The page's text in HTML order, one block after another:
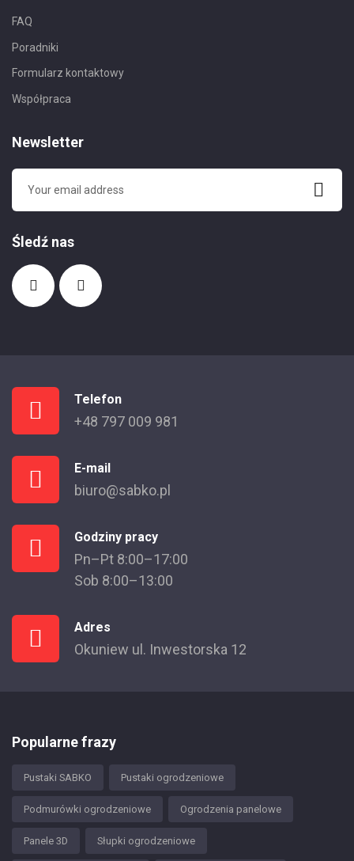
FAQ
Poradniki
Formularz kontaktowy
Współpraca
Newsletter
Śledź nas
Telefon
+48 797 009 981
E-mail
biuro@sabko.pl
Godziny pracy
Pn–Pt 8:00–17:00
Sob 8:00–13:00
Adres
Okuniew ul. Inwestorska 12
Popularne frazy
Pustaki SABKO Pustaki ogrodzeniowe
Podmurówki ogrodzeniowe Ogrodzenia panelowe
Panele 3D Słupki ogrodzeniowe